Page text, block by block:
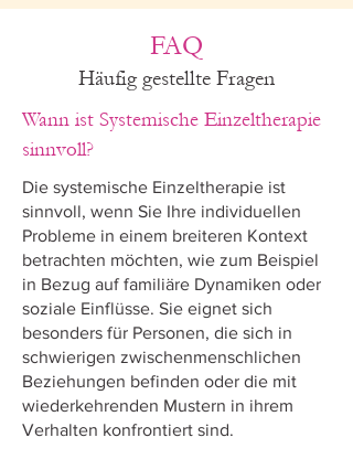
FAQ
Häufig gestellte Fragen
Wann ist Systemische Einzeltherapie
sinnvoll?
Die systemische Einzeltherapie ist
sinnvoll, wenn Sie Ihre individuellen
Probleme in einem breiteren Kontext
betrachten möchten, wie zum Beispiel
in Bezug auf familiäre Dynamiken oder
soziale Einflüsse. Sie eignet sich
besonders für Personen, die sich in
schwierigen zwischenmenschlichen
Beziehungen befinden oder die mit
wiederkehrenden Mustern in ihrem
Verhalten konfrontiert sind.